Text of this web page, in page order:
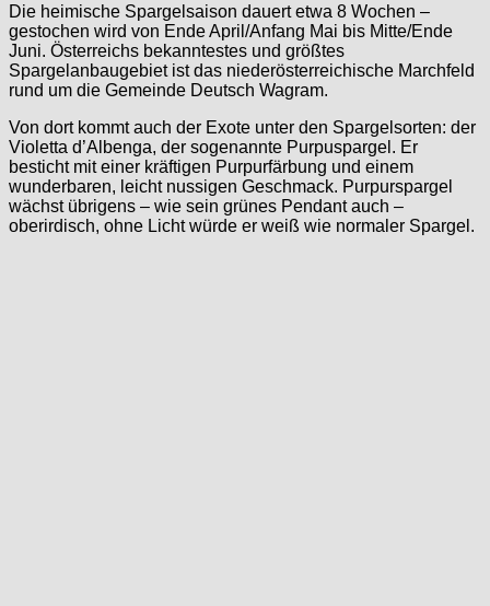
Die heimische Spargelsaison dauert etwa 8 Wochen –
gestochen wird von Ende April/Anfang Mai bis Mitte/Ende
Juni. Österreichs bekanntestes und größtes
Spargelanbaugebiet ist das niederösterreichische Marchfeld
rund um die Gemeinde Deutsch Wagram.
Von dort kommt auch der Exote unter den Spargelsorten: der
Violetta d’Albenga, der sogenannte Purpuspargel. Er
besticht mit einer kräftigen Purpurfärbung und einem
wunderbaren, leicht nussigen Geschmack. Purpurspargel
wächst übrigens – wie sein grünes Pendant auch –
oberirdisch, ohne Licht würde er weiß wie normaler Spargel.